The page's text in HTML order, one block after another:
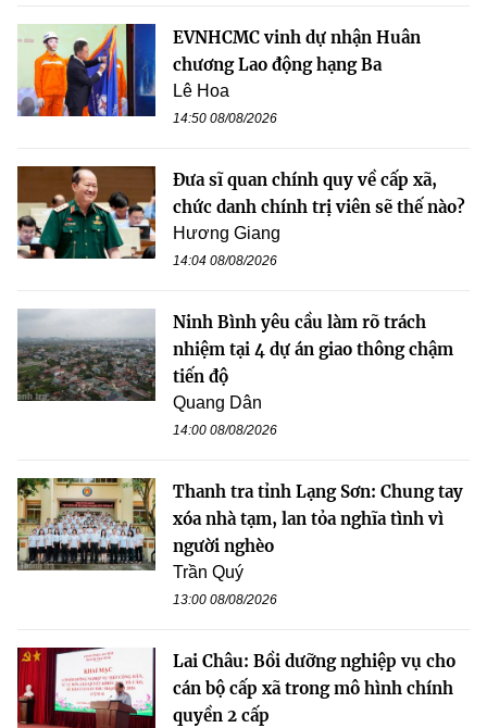
EVNHCMC vinh dự nhận Huân
chương Lao động hạng Ba
Lê Hoa
14:50 08/08/2026
Đưa sĩ quan chính quy về cấp xã,
chức danh chính trị viên sẽ thế nào?
Hương Giang
14:04 08/08/2026
Ninh Bình yêu cầu làm rõ trách
nhiệm tại 4 dự án giao thông chậm
tiến độ
Quang Dân
14:00 08/08/2026
Thanh tra tỉnh Lạng Sơn: Chung tay
xóa nhà tạm, lan tỏa nghĩa tình vì
người nghèo
Trần Quý
13:00 08/08/2026
Lai Châu: Bồi dưỡng nghiệp vụ cho
cán bộ cấp xã trong mô hình chính
quyền 2 cấp